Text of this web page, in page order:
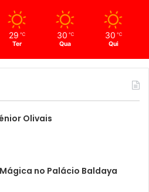
29 ℃
Ter
30 ℃
Qua
30 ℃
Qui
Olivais
no Palácio Baldaya